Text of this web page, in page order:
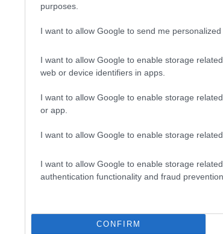
purposes.
I want to allow Google to send me personalized
I want to allow Google to enable storage
web or device identifiers in apps.
I want to allow Google to enable storage
or app.
I want to allow Google to enable storage
I want to allow Google to enable storage
authentication functionality and fraud
CONFIRM
My Smart Price
Új és Használt GSM kiemelt ajánlatok
Samsung Galaxy S26 Ultra Samsung Galaxy S25 Ultra